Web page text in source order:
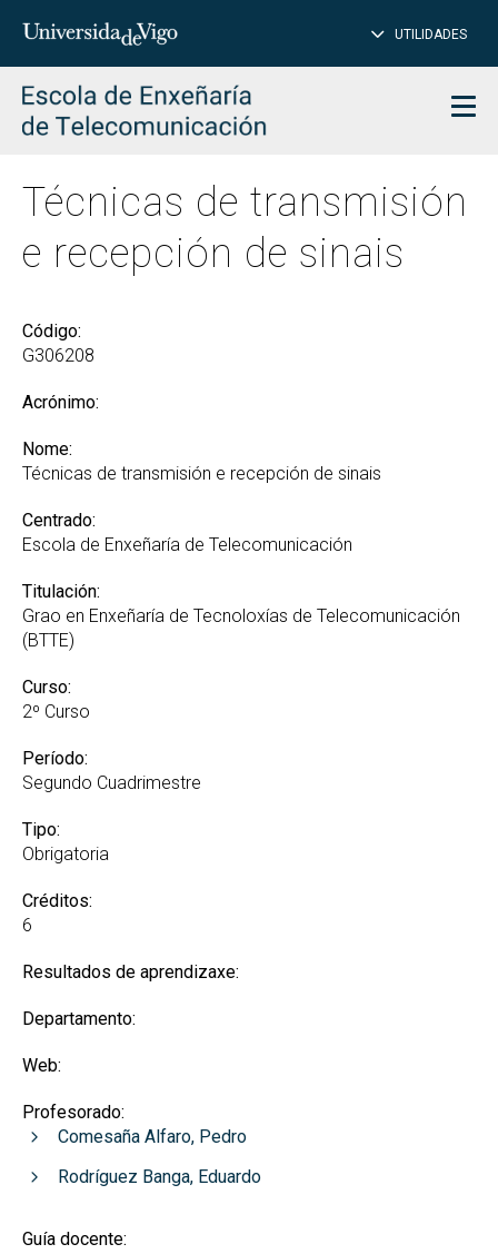
Introduce
para
buscar
UTILIDADES
Técnicas de transmisión
e recepción de sinais
Código:
G306208
Acrónimo:
Nome:
Técnicas de transmisión e recepción de sinais
Centrado:
Escola de Enxeñaría de Telecomunicación
Titulación:
Grao en Enxeñaría de Tecnoloxías de Telecomunicación
(BTTE)
Curso:
2º Curso
Período:
Segundo Cuadrimestre
Tipo:
Obrigatoria
Créditos:
6
Resultados de aprendizaxe:
Departamento:
Web:
Profesorado:
Comesaña Alfaro, Pedro
Rodríguez Banga, Eduardo
Guía docente: